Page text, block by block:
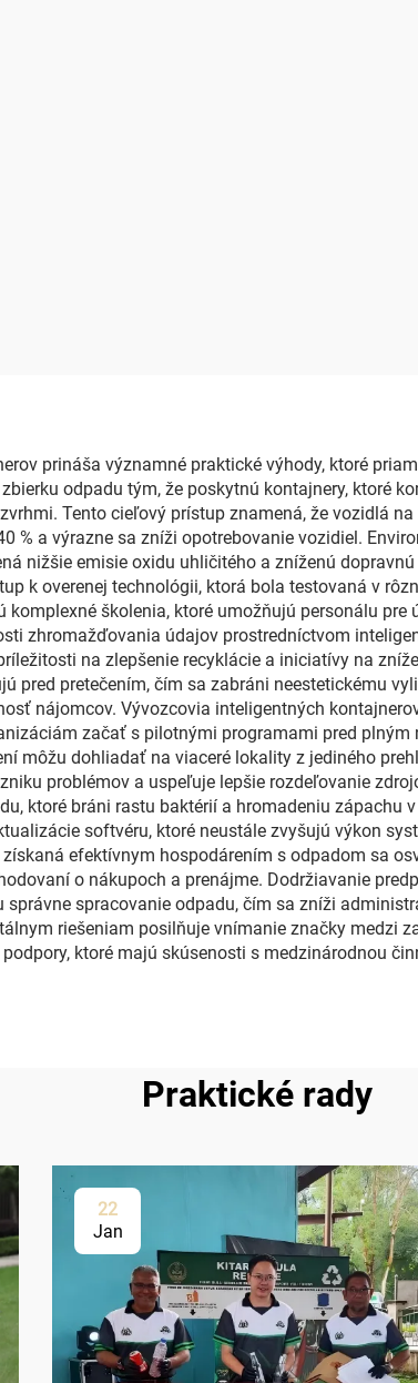
prináša významné praktické výhody, ktoré
odpadu tým, že poskytnú kontajnery, ktoré
Tento cieľový prístup znamená, že vozidlá
% a výrazne sa zníži opotrebovanie vozidiel.
nižšie emisie oxidu uhličitého a zníženú
k overenej technológii, ktorá bola testovaná v
školenia, ktoré umožňujú personálu
zhromažďovania údajov prostredníctvom
na zlepšenie recyklácie a iniciatívy na
pred pretečením, čím sa zabráni neestetickému
nájomcov. Vývozcovia inteligentných
začať s pilotnými programami pred
môžu dohliadať na viaceré lokality z jediného
problémov a uspeľuje lepšie rozdeľovanie
ktoré bráni rastu baktérií a hromadeniu zápachu
softvéru, ktoré neustále zvyšujú výkon
efektívnym hospodárením s odpadom sa
o nákupoch a prenájme. Dodržiavanie
spracovanie odpadu, čím sa zníži
riešeniam posilňuje vnímanie značky medzi
ktoré majú skúsenosti s medzinárodnou
Praktické rady
22
Jan